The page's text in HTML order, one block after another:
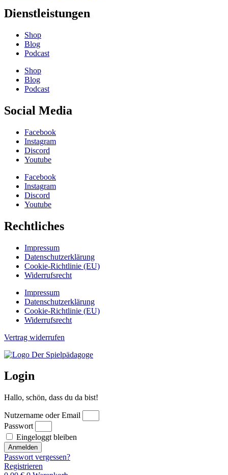
Dienstleistungen
Shop
Blog
Podcast
Shop
Blog
Podcast
Social Media
Facebook
Instagram
Discord
Youtube
Facebook
Instagram
Discord
Youtube
Rechtliches
Impressum
Datenschutzerklärung
Cookie-Richtlinie (EU)
Widerrufsrecht
Impressum
Datenschutzerklärung
Cookie-Richtlinie (EU)
Widerrufsrecht
Vertrag widerrufen
Login
Hallo, schön, dass du da bist!
Nutzername oder Email
Passwort
Eingeloggt bleiben
Anmelden
Passwort vergessen?
Registrieren